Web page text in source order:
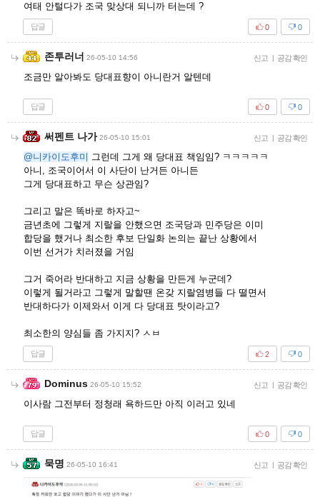
여태 안털다가 조국 맞상대 되니까 터는데 ?
답글 0
0
존투러너 26-05-10 14:56 신고 | 공감 확인
조금만 알아봐도 당대표향이 아니란거 알텐데
답글 0
0
써펜트 나가 26-05-10 15:01 신고 | 공감 확인
@니카이도후미 그런데 그게 왜 당대표 책임임? ㅋㅋㅋㅋㅋ
아니, 조국이어서 이 사단이 난거든 아니든
그게 당대표하고 무슨 상관임?
그리고 말은 똑바로 하자고~
금년초에 그렇게 지랄을 안했으면 조국당과 민주당은 이미
합당을 했거나 최소한 후보 단일화 논의는 끝난 상황에서
이번 선거가 치러졌을 거임
그거 죽어라 반대하고 지금 상황을 만든게 누군데?
이렇게 될거라고 그렇게 말할땐 온갖 지랄염병들 다 떨면서
반대하다가 이제와서 이게 다 당대표 탓이라고?
최소한의 양심들 좀 가지지? ㅅㅂ
답글 0
2
Dominus 26-05-10 15:52 신고 | 공감 확인
이사람 그전부터 정청래 욕하드만 아직 이러고 있네
답글 0
0
묵명 26-05-10 16:41 신고 | 공감 확인